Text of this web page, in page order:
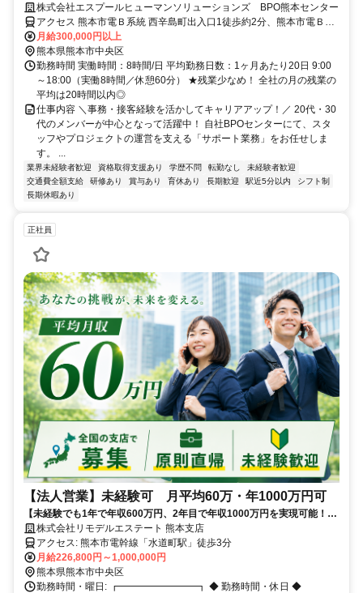
／残業少なめ／手厚い研修制度あり◎
株式会社エスプールヒューマンソリューションズ BPO熊本センター
アクセス 熊本市電Ｂ系統 西辛島町出入口1徒歩約2分、熊本市電Ｂ系
統 辛島町徒歩約4分、熊本市電Ａ系統 辛島町徒歩約4分
月給300,000円以上
熊本県熊本市中央区
勤務時間 実働時間：8時間/日 平均勤務日数：1ヶ月あたり20日 9:00
～18:00（実働8時間／休憩60分） ★残業少なめ！ 全社の月の残業の
平均は20時間以内◎
仕事内容 ＼事務・接客経験を活かしてキャリアアップ！／ 20代・30
代のメンバーが中心となって活躍中！ 自社BPOセンターにて、スタ
ッフやプロジェクトの運営を支える「サポート業務」をお任せしま
す。 ...
業界未経験者歓迎 資格取得支援あり 学歴不問 転勤なし
未経験者歓迎
交通費全額支給
研修あり 賞与あり 育休あり 長期歓迎 駅近5分以内
シフト制
長期休暇あり
正社員
【法人営業】未経験可 月平均60万・年1000万円可
【未経験でも1年で年収600万円、2年目で年収1000万円を実現可能！】
実際の給与明細を公開中！画像2枚目をご確認ください
株式会社リモデルエステート 熊本支店
アクセス: 熊本市電幹線「水道町駅」徒歩3分
月給226,800円～1,000,000円
熊本県熊本市中央区
勤務時間・曜日: ┏━━━━━━━━┓ ◆ 勤務時間・休日 ◆